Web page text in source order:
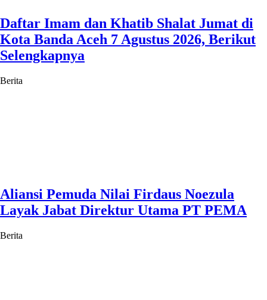
Daftar Imam dan Khatib Shalat Jumat di
Kota Banda Aceh 7 Agustus 2026, Berikut
Selengkapnya
Berita
Aliansi Pemuda Nilai Firdaus Noezula
Layak Jabat Direktur Utama PT PEMA
Berita